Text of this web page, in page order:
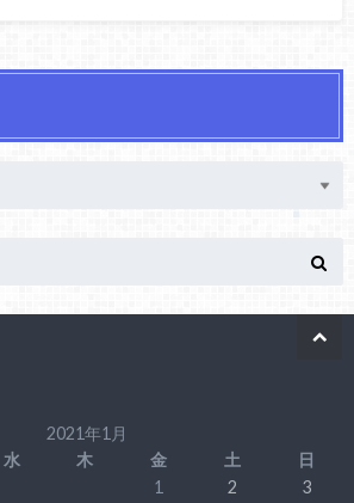
2021年1月
水 木 金 土
日
1
2
3